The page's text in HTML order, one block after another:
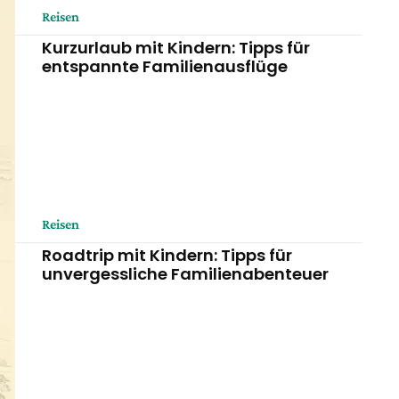
Reisen
Kurzurlaub mit Kindern: Tipps für
entspannte Familienausflüge
Reisen
Roadtrip mit Kindern: Tipps für
unvergessliche Familienabenteuer